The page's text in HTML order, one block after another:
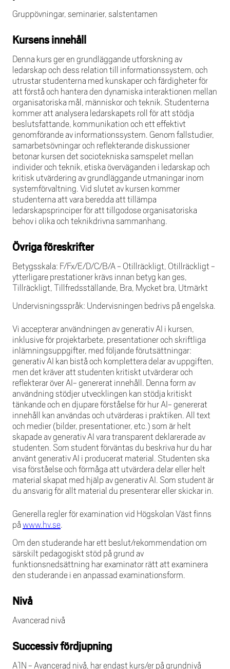
Gruppövningar, seminarier, salstentamen
Kursens innehåll
Denna kurs ger en grundläggande utforskning av
ledarskap och dess relation till informationssystem, och
utrustar studenterna med kunskaper och färdigheter för
att förstå och hantera den dynamiska interaktionen mellan
organisatoriska mål, människor och teknik. Studenterna
kommer att analysera ledarskapets roll för att stödja
beslutsfattande, kommunikation och ett effektivt
genomförande av informationssystem. Genom fallstudier,
samarbetsövningar och reflekterande diskussioner
betonar kursen det sociotekniska samspelet mellan
individer och teknik, etiska överväganden i ledarskap och
kritisk utvärdering av grundläggande utmaningar inom
systemförvaltning. Vid slutet av kursen kommer
studenterna att vara beredda att tillämpa
ledarskapsprinciper för att tillgodose organisatoriska
behov i olika och teknikdrivna sammanhang.
Övriga föreskrifter
Betygsskala: F/Fx/E/D/C/B/A - Otillräckligt, Otillräckligt -
ytterligare prestationer krävs innan betyg kan ges,
Tillräckligt, Tillfredsställande, Bra, Mycket bra, Utmärkt
Undervisningsspråk: Undervisningen bedrivs på engelska.
Vi accepterar användningen av generativ AI i kursen,
inklusive för projektarbete, presentationer och skriftliga
inlämningsuppgifter, med följande förutsättningar:
generativ AI kan bistå och komplettera delar av uppgiften,
men det kräver att studenten kritiskt utvärderar och
reflekterar över AI- genererat innehåll. Denna form av
användning stödjer utvecklingen kan stödja kritiskt
tänkande och en djupare förståelse för hur AI- genererat
innehåll kan användas och utvärderas i praktiken. All text
och medier (bilder, presentationer, etc.) som är helt
skapade av generativ AI vara transparent deklarerade av
studenten. Som student förväntas du beskriva hur du har
använt generativ AI i producerat material. Studenten ska
visa förståelse och förmåga att utvärdera delar eller helt
material skapat med hjälp av generativ AI. Som student är
du ansvarig för allt material du presenterar eller skickar in.
Generella regler för examination vid Högskolan Väst finns
på www.hv.se.
Om den studerande har ett beslut/rekommendation om
särskilt pedagogiskt stöd på grund av
funktionsnedsättning har examinator rätt att examinera
den studerande i en anpassad examinationsform.
Nivå
Avancerad nivå
Successiv fördjupning
A1N - Avancerad nivå, har endast kurs/er på grundnivå